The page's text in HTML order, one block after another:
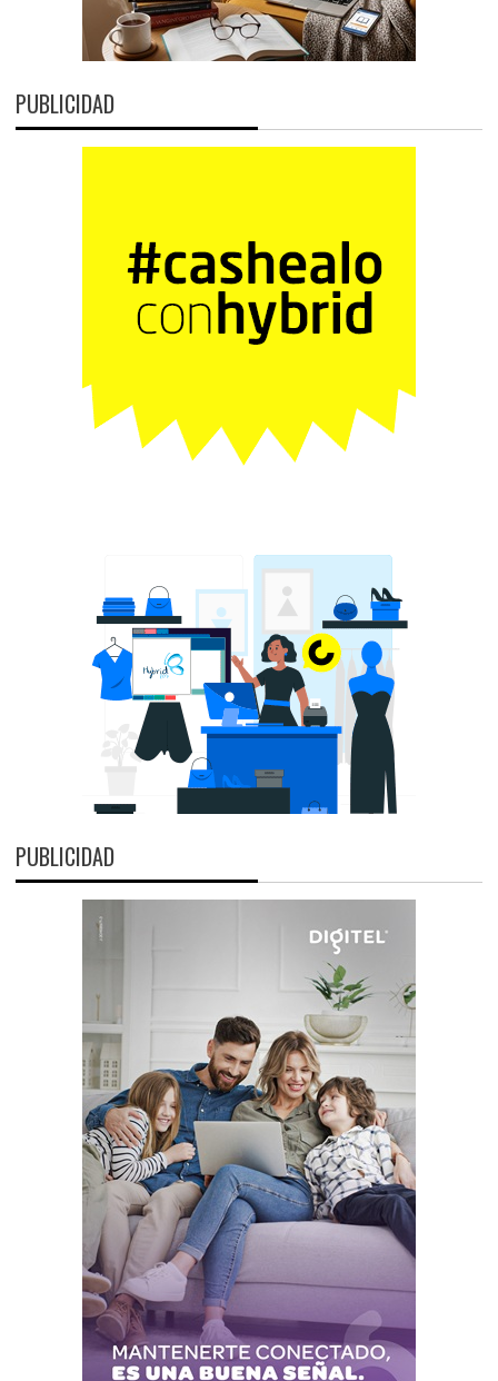
PUBLICIDAD
PUBLICIDAD